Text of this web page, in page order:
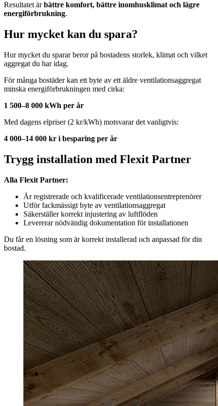
Resultatet ärbättre komfort, bättre inomhusklimat och lägre
energiförbrukning.
Hur mycket kan du spara?
Hur mycket du sparar beror på bostadens storlek, klimat och vilket
aggregat du har idag.
För många bostäder kan ett byte av ett äldre ventilationsaggregat
minska energiförbrukningen med cirka:
1 500–8 000 kWh per år
Med dagens elpriser (2 kr/kWh) motsvarar det vanligtvis:
4 000–14 000 kr i besparing per år
Trygg installation med Flexit Partner
Alla Flexit Partner:
Är registrerade och kvalificerade ventilationsentreprenörer
Utför fackmässigt byte av ventilationsaggregat
Säkerställer korrekt injustering av luftflöden
Levererar nödvändig dokumentation för installationen
Du får en lösning som är korrekt installerad och anpassad för din
bostad.